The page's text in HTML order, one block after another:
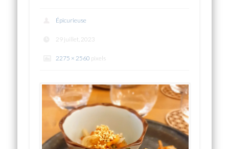
Épicurieuse
29 juillet, 2023
2275 × 2560 pixels